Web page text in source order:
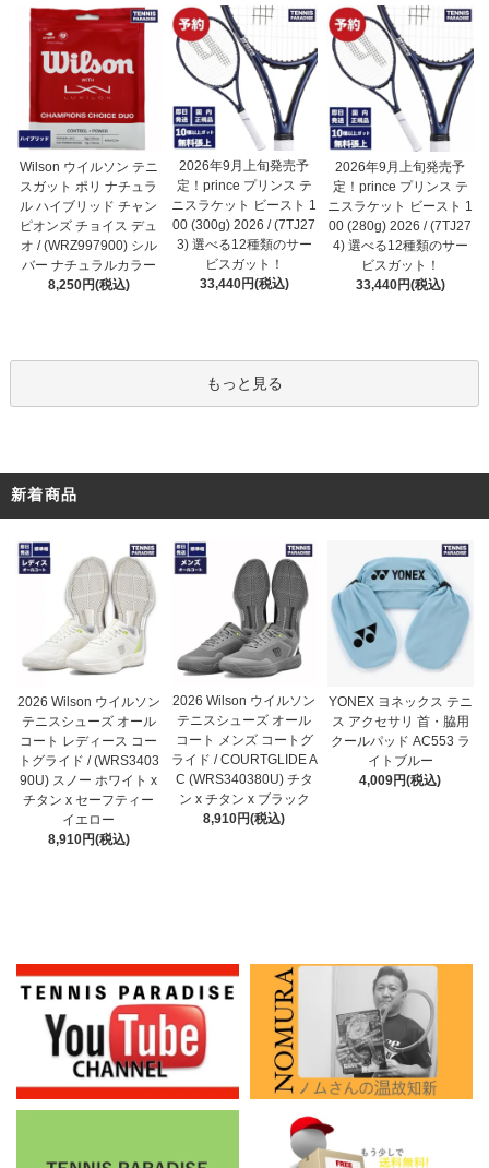
Wilson ウイルソン テニ
スガット ポリ ナチュラ
ル ハイブリッド チャン
ピオンズ チョイス デュ
オ / (WRZ997900) シル
バー ナチュラルカラー
8,250円(税込)
2026年9月上旬発売予
定！prince プリンス テ
ニスラケット ビースト 1
00 (300g) 2026 / (7TJ27
3) 選べる12種類のサー
ビスガット！
33,440円(税込)
2026年9月上旬発売予
定！prince プリンス テ
ニスラケット ビースト 1
00 (280g) 2026 / (7TJ27
4) 選べる12種類のサー
ビスガット！
33,440円(税込)
もっと見る
新着商品
2026 Wilson ウイルソン
テニスシューズ オール
コート レディース コー
トグライド / (WRS3403
90U) スノー ホワイト x
チタン x セーフティー
イエロー
8,910円(税込)
2026 Wilson ウイルソン
テニスシューズ オール
コート メンズ コートグ
ライド / COURTGLIDE A
C (WRS340380U) チタ
ン x チタン x ブラック
8,910円(税込)
YONEX ヨネックス テニ
ス アクセサリ 首・脇用
クールパッド AC553 ラ
イトブルー
4,009円(税込)